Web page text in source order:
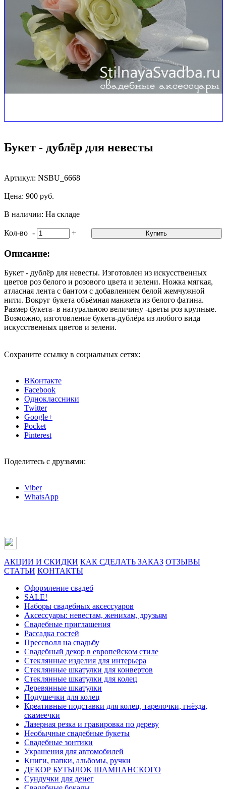
Букет - дублёр для невесты
Артикул: NSBU_6668
Цена: 900 руб.
В наличии: На складе
Кол-во - + Купить
Описание:
Букет - дублёр для невесты. Изготовлен из искусственных
цветов роз белого и розового цвета и зелени. Ножка мягкая,
атласная лента с бантом с добавлением белой жемчужной
нити. Вокруг букета объёмная манжета из белого фатина.
Размер букета- в натуральною величину -цветы роз крупные.
Возможно, изготовление букета-дублёра из любого вида
искусственных цветов и зелени.
Сохраните ссылку в социальных сетях:
ВКонтакте
Facebook
Одноклассники
Twitter
Google+
Pocket
Pinterest
Поделитесь с друзьями:
Viber
WhatsApp
АКЦИИ И СКИДКИ КАК СДЕЛАТЬ ЗАКАЗ ОТЗЫВЫ
СТАТЬИ КОНТАКТЫ
Оформление свадеб
SALE!
Наборы свадебных аксессуаров
Аксессуары: невестам, женихам, друзьям
Свадебные приглашения
Рассадка гостей
Прессволл на свадьбу
Свадебный декор в европейском стиле
Стеклянные изделия для интерьера
Стеклянные шкатулки для конвертов
Cтеклянные шкатулки для колец
Деревянные шкатулки
Подушечки для колец
Креативные подставки для колец, тарелочки, гнёзда,
скамеечки
Лазерная резка и гравировка по дереву
Необычные свадебные букеты
Свадебные зонтики
Украшения для автомобилей
Книги, папки, альбомы, ручки
ДЕКОР БУТЫЛОК ШАМПАНСКОГО
Сундучки для денег